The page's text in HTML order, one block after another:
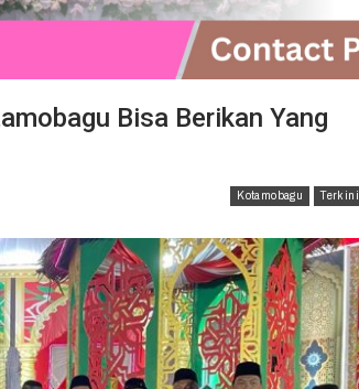
Bisa Berikan Yang
Kotamobagu Terkini